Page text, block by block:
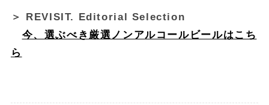
＞ REVISIT. Editorial Selection
今、選ぶべき厳選ノンアルコールビールはこち
ら